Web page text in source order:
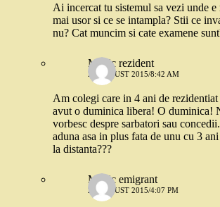
Ai incercat tu sistemul sa vezi unde e
mai usor si ce se intampla? Stii ce
nu? Cat muncim si cate examene
Medic rezident
29 AUGUST 2015/8:42 AM
Am colegi care in 4 ani de
avut o duminica libera! O duminica!
vorbesc despre sarbatori sau
aduna asa in plus fata de unu cu 3
la distanta???
Medic emigrant
29 AUGUST 2015/4:07 PM